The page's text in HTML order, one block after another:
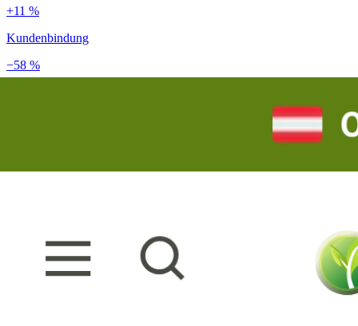
+11 %
Kundenbindung
−58 %